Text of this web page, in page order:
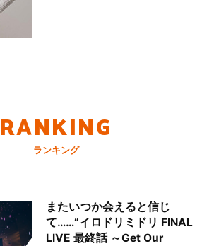
RANKING
ランキング
またいつか会えると信じ
て……“イロドリミドリ FINAL
LIVE 最終話 ～Get Our